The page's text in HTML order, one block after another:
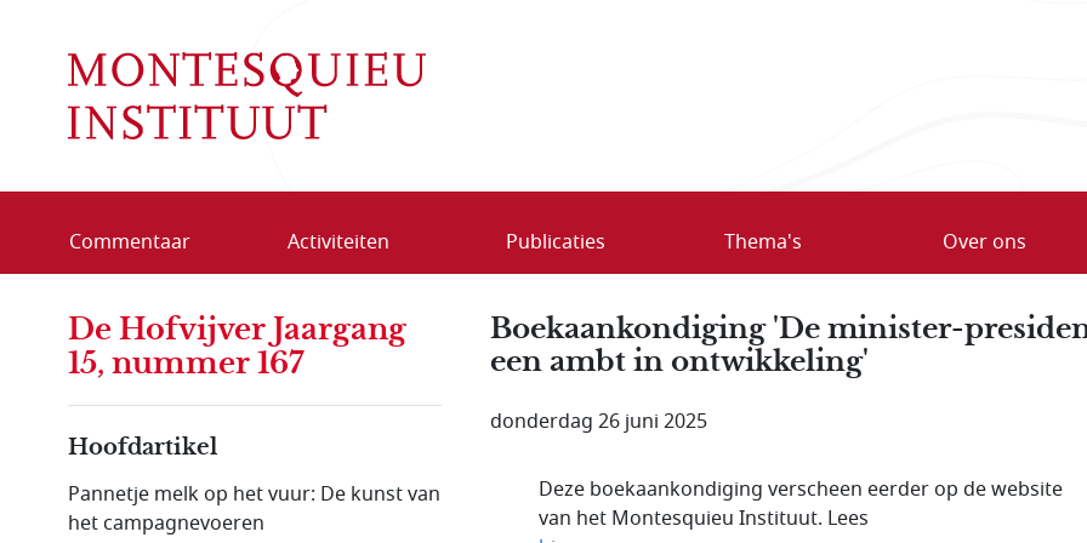
Commentaar Activiteiten Publicaties Thema's Over ons
Boekaankondiging 'De minister-
een ambt in ontwikkeling'
donderdag 26 juni 2025
Deze boekaankondiging verscheen eerder op de website
van het Montesquieu Instituut. Lees
De Hofvijver Jaargang
15, nummer 167
Hoofdartikel
Pannetje melk op het vuur: De kunst van
het campagnevoeren